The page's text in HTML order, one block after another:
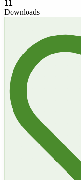
11
Downloads